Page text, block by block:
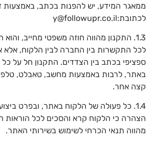
ממאגר המידע, יש להפנות בכתב, באמצעות
לכתובת:y@followupr.co.il
1.3. התקנון מהווה חוזה משפטי מחייב,
לכל התקשרות בין החברה לבין הלקוח,
ספציפי בכתב בין הצדדים. התקנון חל על כל
באתר, לרבות באמצעות מחשב, טאבלט,
קצה אחר.
1.4. כל פעולה של הלקוח באתר, ובפרט
הצהרה כי הלקוח קרא והסכים לכל הוראות
מהווה תנאי הכרחי לשימוש בשירותי האתר.